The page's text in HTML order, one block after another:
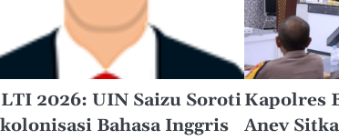
2026: UIN Saizu Soroti
Bahasa Inggris
Kapolres
Anev